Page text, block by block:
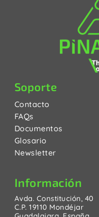
Soporte
Contacto
FAQs
Documentos
Glosario
Newsletter
Información
Avda. Constitución, 40
C.P. 19110 Mondéjar